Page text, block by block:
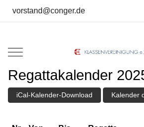
vorstand@conger.de
Mobile Menu Toggle
Regattakalender
iCal-Kalender-Download Kalender